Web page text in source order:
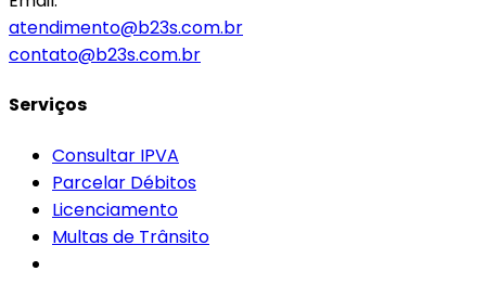
atendimento@b23s.com.br
contato@b23s.com.br
Serviços
Consultar IPVA
Parcelar Débitos
Licenciamento
Multas de Trânsito